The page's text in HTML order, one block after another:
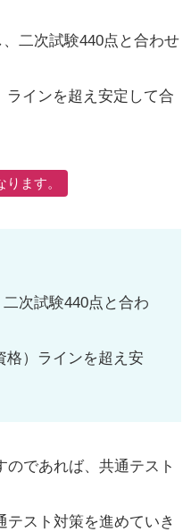
二次試験440点と合わせ
ラインを超え安定して合
ます。
次試験440点と合わ
格）ラインを超え安
であれば、共通テスト
スト対策を進めていき